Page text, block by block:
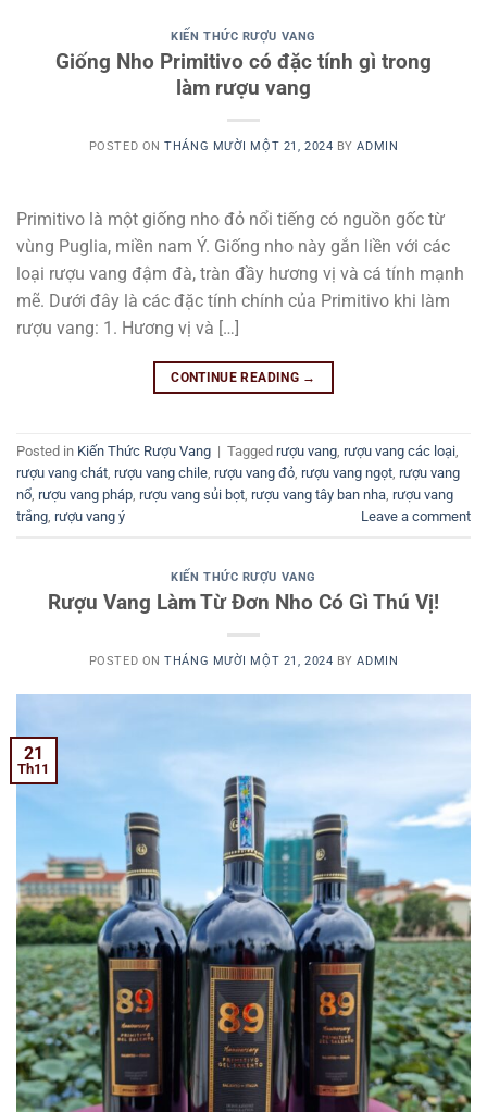
KIẾN THỨC RƯỢU VANG
Giống Nho Primitivo có đặc tính gì trong
làm rượu vang
POSTED ONTHÁNG MƯỜI MỘT 21, 2024 BYADMIN
Primitivo là một giống nho đỏ nổi tiếng có nguồn gốc từ
vùng Puglia, miền nam Ý. Giống nho này gắn liền với các
loại rượu vang đậm đà, tràn đầy hương vị và cá tính mạnh
mẽ. Dưới đây là các đặc tính chính của Primitivo khi làm
rượu vang: 1. Hương vị và […]
CONTINUE READING →
Posted in Kiến Thức Rượu Vang | Tagged rượu vang, rượu vang các loại,
rượu vang chát, rượu vang chile, rượu vang đỏ, rượu vang ngọt, rượu vang
nổ, rượu vang pháp, rượu vang sủi bọt, rượu vang tây ban nha, rượu vang
trắng, rượu vang ý Leave a comment
KIẾN THỨC RƯỢU VANG
Rượu Vang Làm Từ Đơn Nho Có Gì Thú Vị!
POSTED ONTHÁNG MƯỜI MỘT 21, 2024 BYADMIN
21
Th11